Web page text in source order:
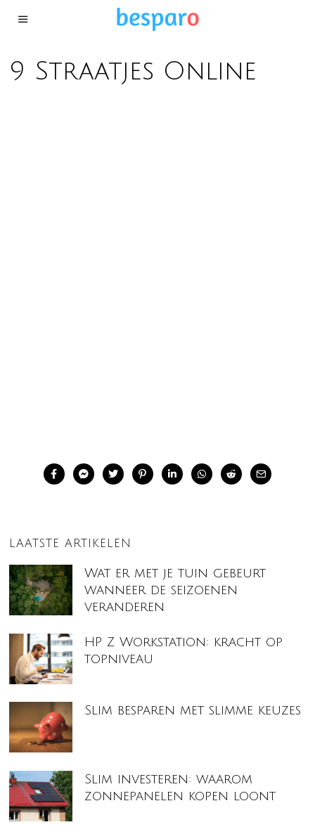
9 Straatjes Online
LAATSTE ARTIKELEN
Wat er met je tuin gebeurt
wanneer de seizoenen
veranderen
HP Z Workstation: kracht op
topniveau
Slim besparen met slimme keuzes
Slim investeren: waarom
zonnepanelen kopen loont